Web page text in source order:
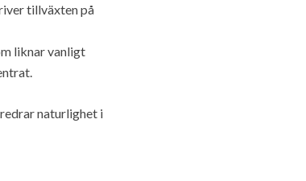
tillväxten på
liknar vanligt
naturlighet i